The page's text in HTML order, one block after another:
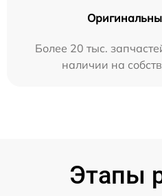
Более 20 тыс.
наличии на
Этапы